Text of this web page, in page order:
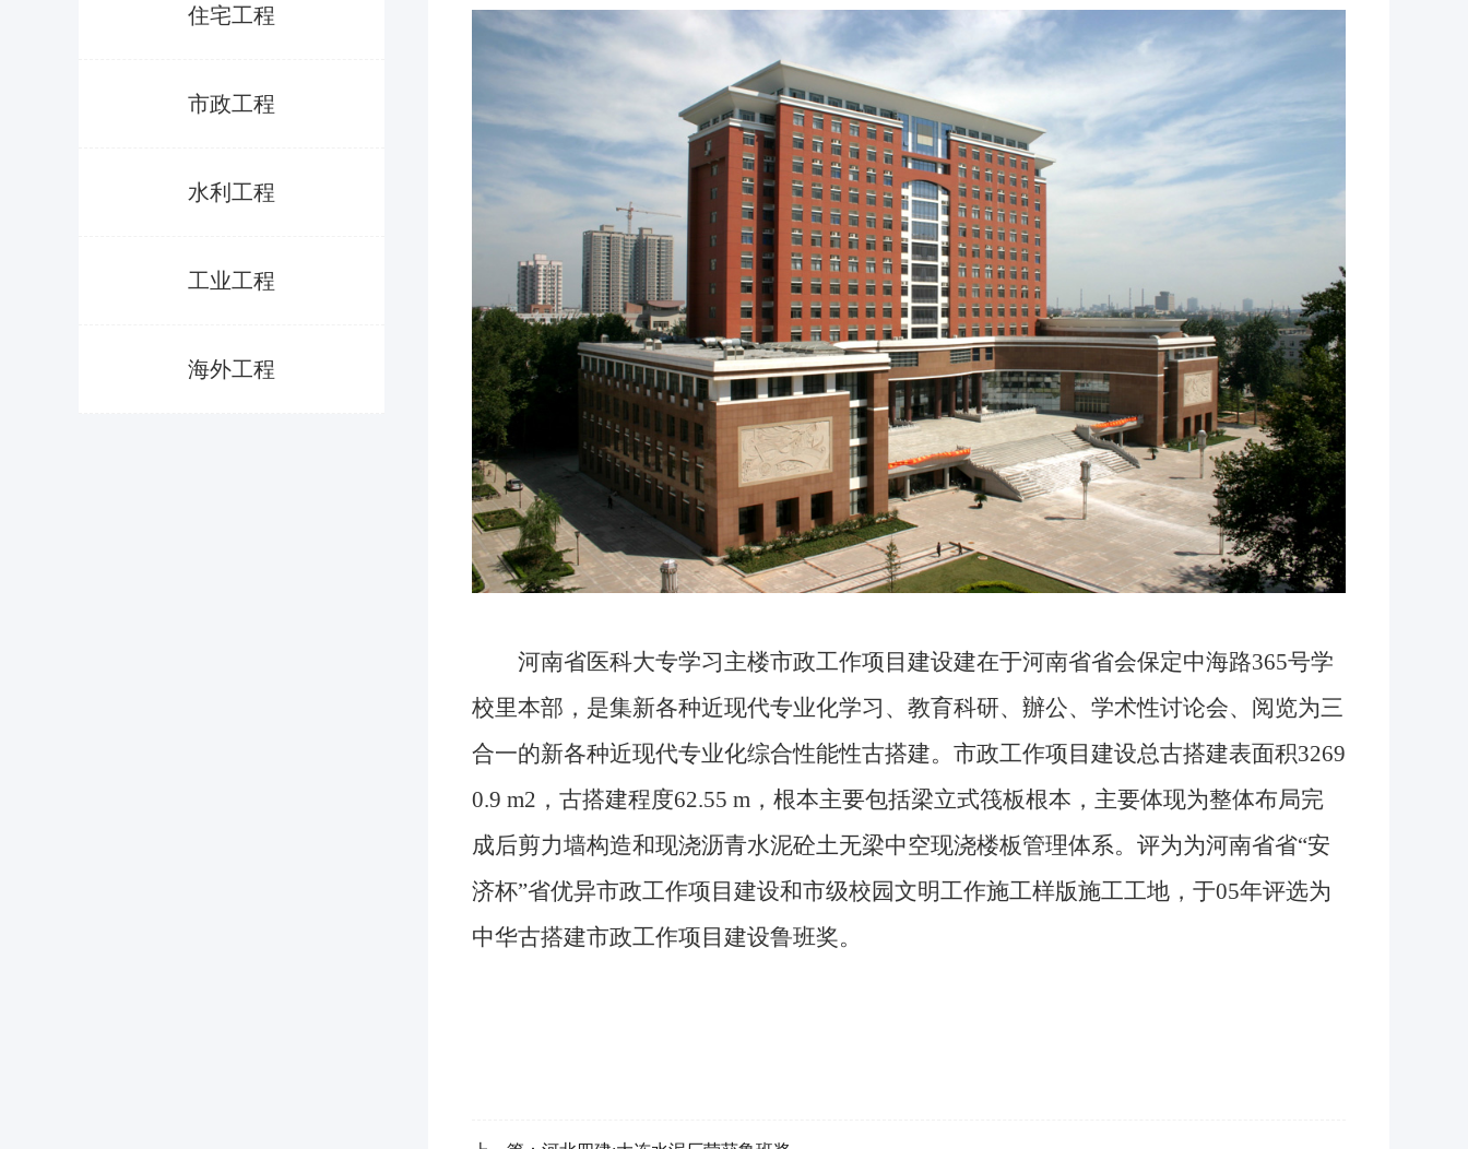
住宅工程
市政工程
水利工程
工业工程
海外工程
河南省医科大专学习主楼市政工作项目建设建在于河南省省会保定中海路365号学
校里本部，是集新各种近现代专业化学习、教育科研、辦公、学术性讨论会、阅览为三
合一的新各种近现代专业化综合性能性古搭建。市政工作项目建设总古搭建表面积3269
0.9 m2，古搭建程度62.55 m，根本主要包括梁立式筏板根本，主要体现为整体布局完
成后剪力墙构造和现浇沥青水泥砼土无梁中空现浇楼板管理体系。评为为河南省省“安
济杯”省优异市政工作项目建设和市级校园文明工作施工样版施工工地，于05年评选为
中华古搭建市政工作项目建设鲁班奖。